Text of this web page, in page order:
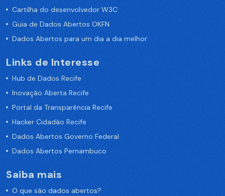
Cartilha do desenvolvedor W3C
Guia de Dados Abertos OKFN
Dados Abertos para um dia a dia melhor
Links de Interesse
Hub de Dados Recife
Inovação Aberta Recife
Portal da Transparência Recife
Hacker Cidadão Recife
Dados Abertos Governo Federal
Dados Abertos Pernambuco
Saiba mais
O que são dados abertos?